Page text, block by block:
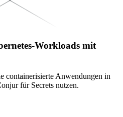
Workloads mit
containerisierte Anwendungen in
für Secrets nutzen.